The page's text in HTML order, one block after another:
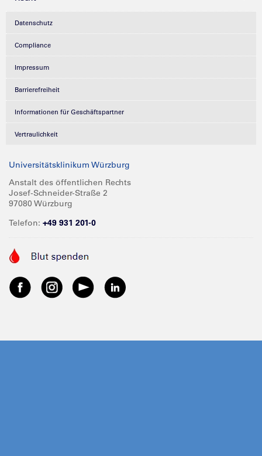
Datenschutz
Compliance
Impressum
Barrierefreiheit
Informationen für Geschäftspartner
Vertraulichkeit
Universitätsklinikum Würzburg
Anstalt des öffentlichen Rechts
Josef-Schneider-Straße 2
97080 Würzburg
Telefon: +49 931 201-0